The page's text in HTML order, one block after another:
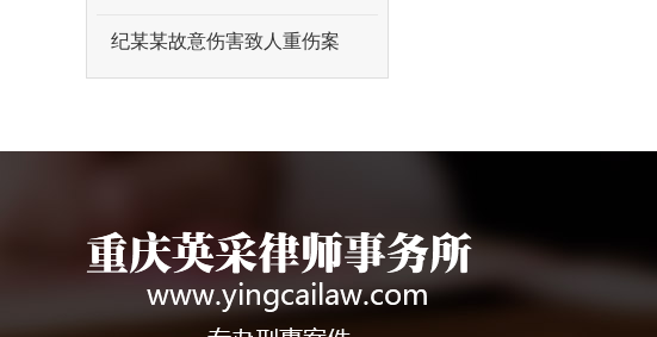
纪某某故意伤害致人重伤案